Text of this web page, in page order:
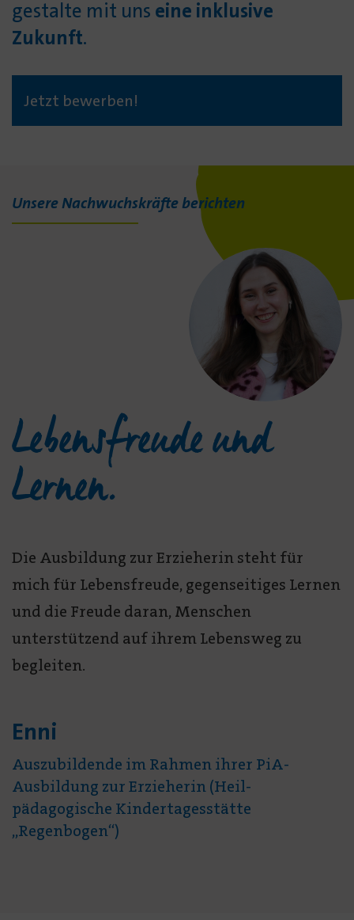
gestalte mit uns eine inklusive
Zukunft.
Jetzt bewerben!
Unsere Nachwuchskräfte berichten
Lebensfreude und
Lernen.
Die Ausbildung zur Erzieherin steht für
mich für Lebensfreude, gegenseitiges Lernen
und die Freude daran, Menschen
unterstützend auf ihrem Lebensweg zu
begleiten.
Enni
Auszubildende im Rahmen ihrer PiA-
Ausbildung zur Erzieherin (Heil­
pädagogische Kindertagesstätte
„Regenbogen“)